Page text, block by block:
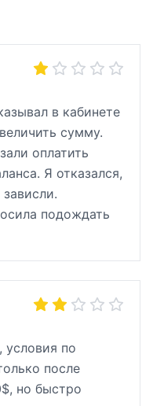
в кабинете
сумму.
оплатить
Я отказался,
подождать
условия по
после
но быстро